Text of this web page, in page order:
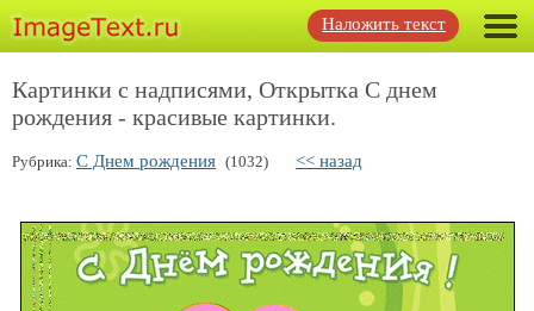
Наложить текст
Картинки с надписями, Открытка С днем
рождения - красивые картинки.
Рубрика: С Днем рождения (1032) << назад